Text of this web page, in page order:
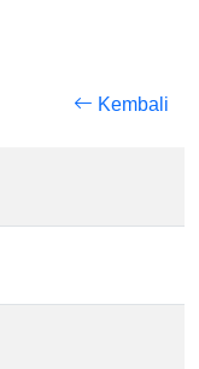
Kembali